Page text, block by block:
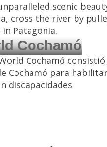
scenic
cross the river by
in Patagonia.
Cochamó
Cochamó
Cochamó para
discapacidades